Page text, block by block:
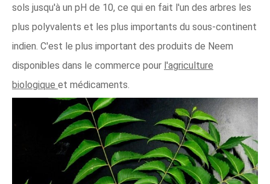
sols jusqu'à un pH de 10, ce qui en fait l'un des arbres les
plus polyvalents et les plus importants du sous-continent
indien. C'est le plus important des produits de Neem
disponibles dans le commerce pour l'agriculture
biologique et médicaments.